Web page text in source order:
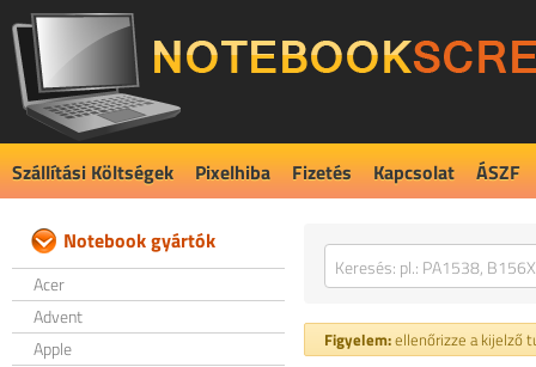
Szállítási Költségek Pixelhiba Fizetés Kapcsolat ÁSZF
Notebook gyártók
Acer
Advent
Apple
Figyelem:ellenőrizze a kijelző